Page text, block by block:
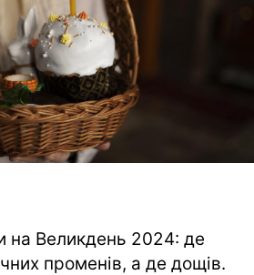
на Великдень 2024: де
променів, а де дощів.